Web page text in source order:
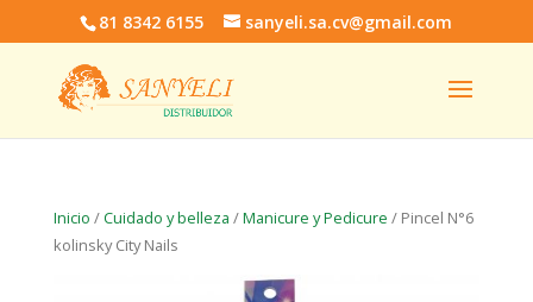
81 8342 6155 sanyeli.sa.cv@gmail.com
Inicio /Cuidado y belleza /Manicure y Pedicure / Pincel N°6
kolinsky City Nails